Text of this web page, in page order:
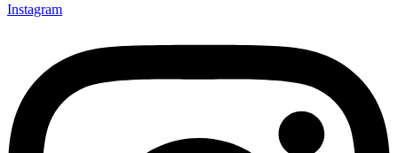
Instagram